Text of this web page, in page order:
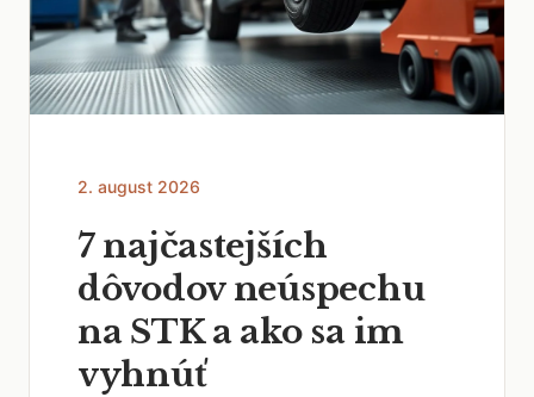
2. august 2026
7 najčastejších
dôvodov neúspechu
na STK a ako sa im
vyhnúť